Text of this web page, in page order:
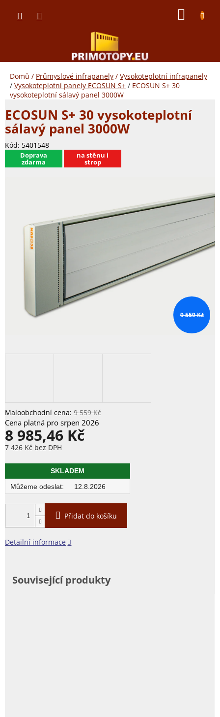
obsah
Domů / Průmyslové infrapanely / Vysokoteplotní infrapanely
/ Vysokoteplotní panely ECOSUN S+ / ECOSUN S+ 30
vysokoteplotní sálavý panel 3000W
ECOSUN S+ 30 vysokoteplotní
sálavý panel 3000W
Kód: 5401548
​Doprava
zdarma
na stěnu i
strop
9 559 Kč
9 559 Kč
8 985,46 Kč
7 426 Kč bez DPH
Měrná
SKLADEM
12.8.2026
Přidat do košíku
Detailní informace
Související produkty